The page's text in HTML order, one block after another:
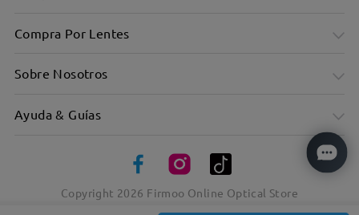
Compra Por Lentes
Sobre Nosotros
Ayuda & Guías
Copyright 2026 Firmoo Online Optical Store